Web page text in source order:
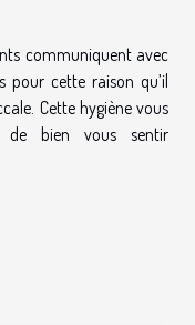
communiquent avec
pour cette raison qu’il
Cette hygiène vous
de bien vous sentir